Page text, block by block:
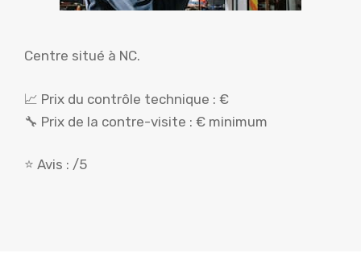
Centre situé à NC.
📈 Prix du contrôle technique : €
🔧 Prix de la contre-visite : € minimum
⭐ Avis : /5